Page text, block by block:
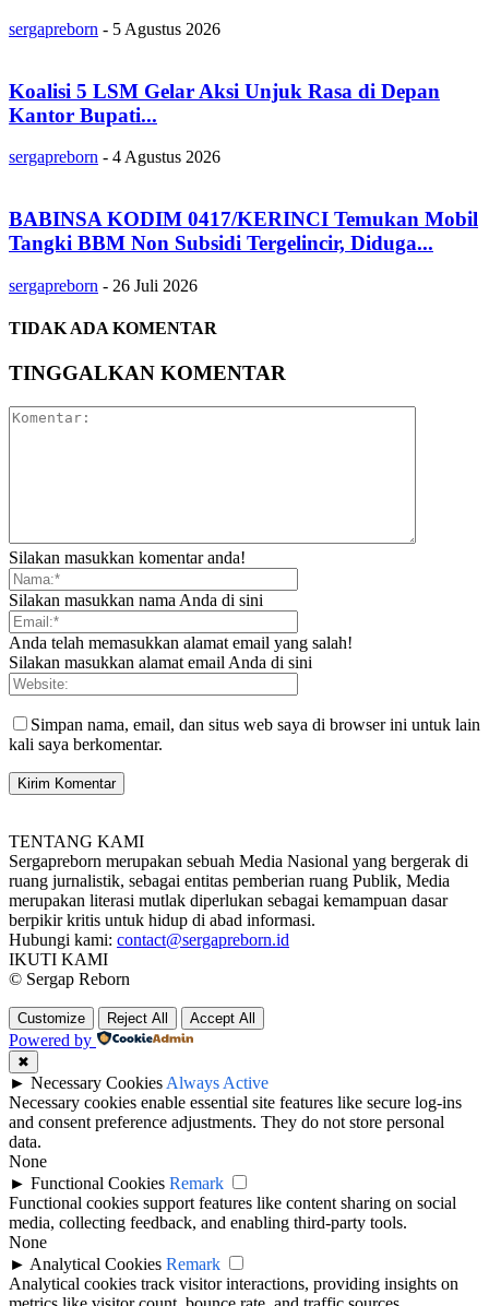
sergapreborn - 5 Agustus 2026
Koalisi 5 LSM Gelar Aksi Unjuk Rasa di Depan
Kantor Bupati...
sergapreborn - 4 Agustus 2026
BABINSA KODIM 0417/KERINCI Temukan Mobil
Tangki BBM Non Subsidi Tergelincir, Diduga...
sergapreborn - 26 Juli 2026
TIDAK ADA KOMENTAR
TINGGALKAN KOMENTAR
Silakan masukkan komentar anda!
Silakan masukkan nama Anda di sini
Anda telah memasukkan alamat email yang salah!
Silakan masukkan alamat email Anda di sini
Simpan nama, email, dan situs web saya di browser ini untuk lain
kali saya berkomentar.
TENTANG KAMI
Sergapreborn merupakan sebuah Media Nasional yang bergerak di
ruang jurnalistik, sebagai entitas pemberian ruang Publik, Media
merupakan literasi mutlak diperlukan sebagai kemampuan dasar
berpikir kritis untuk hidup di abad informasi.
Hubungi kami: contact@sergapreborn.id
IKUTI KAMI
© Sergap Reborn
Customize Reject All Accept All
Powered by
✖
► Necessary Cookies Always Active
Necessary cookies enable essential site features like secure log-ins
and consent preference adjustments. They do not store personal
data.
None
► Functional Cookies Remark
Functional cookies support features like content sharing on social
media, collecting feedback, and enabling third-party tools.
None
► Analytical Cookies Remark
Analytical cookies track visitor interactions, providing insights on